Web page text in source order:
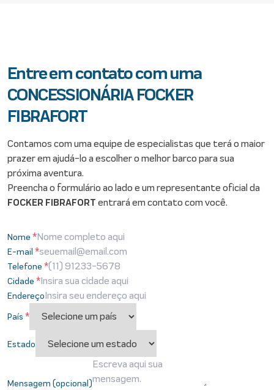
Entre em contato com uma
CONCESSIONÁRIA FOCKER
FIBRAFORT
Contamos com uma equipe de especialistas que terá o maior
prazer em ajudá-lo a escolher o melhor barco para sua
próxima aventura.
Preencha o formulário ao lado e um representante oficial da
FOCKER FIBRAFORT entrará em contato com você.
Nome *
E-mail *
Telefone *
Cidade *
Endereço
País *
Estado
Mensagem (opcional)